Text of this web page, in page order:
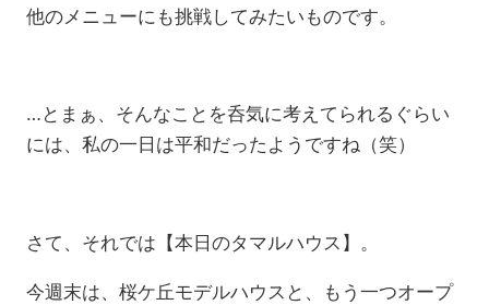
他のメニューにも挑戦してみたいものです。
…とまぁ、そんなことを呑気に考えてられるぐらい
には、私の一日は平和だったようですね（笑）
さて、それでは【本日のタマルハウス】。
今週末は、桜ケ丘モデルハウスと、もう一つオープ